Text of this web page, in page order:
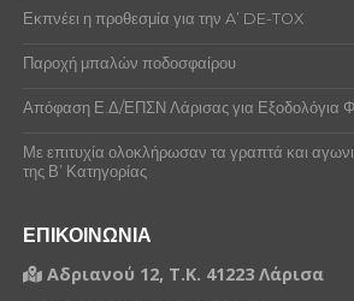
Εκπνέει η προθεσμία για την A’ DE-TOX
Παροχή μπαλών ποδοσφαίρου
Απόφαση Ε.Δ/ΕΠΣΝ Λάρισας για Εξοδολόγια
Με επιτυχία ολοκλήρωσαν τα γραπτά και
της Β’ Κατηγορίας
ΕΠΙΚΟΙΝΩΝΙΑ
Αδριανού 12, Τ.Κ. 41223 Λάρισα